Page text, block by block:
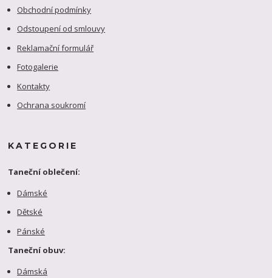
Obchodní podmínky
Odstoupení od smlouvy
Reklamační formulář
Fotogalerie
Kontakty
Ochrana soukromí
KATEGORIE
Taneční oblečení:
Dámské
Dětské
Pánské
Taneční obuv:
Dámská